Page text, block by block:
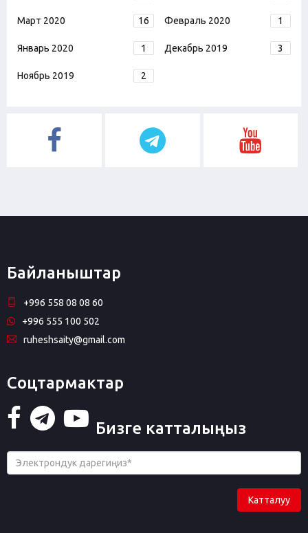
Март 2020 16 Февраль 2020 1
Январь 2020 1 Декабрь 2019 3
Ноябрь 2019 2
Байланыштар
+996 558 08 08 60
+996 555 100 502
ruheshsaity@gmail.com
Соцтармактар
Бизге катталыңыз
Катталуу